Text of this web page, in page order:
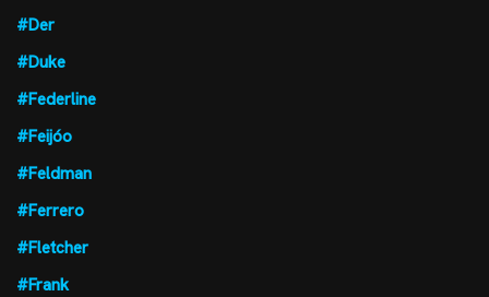
#Der
#Duke
#Federline
#Feijóo
#Feldman
#Ferrero
#Fletcher
#Frank